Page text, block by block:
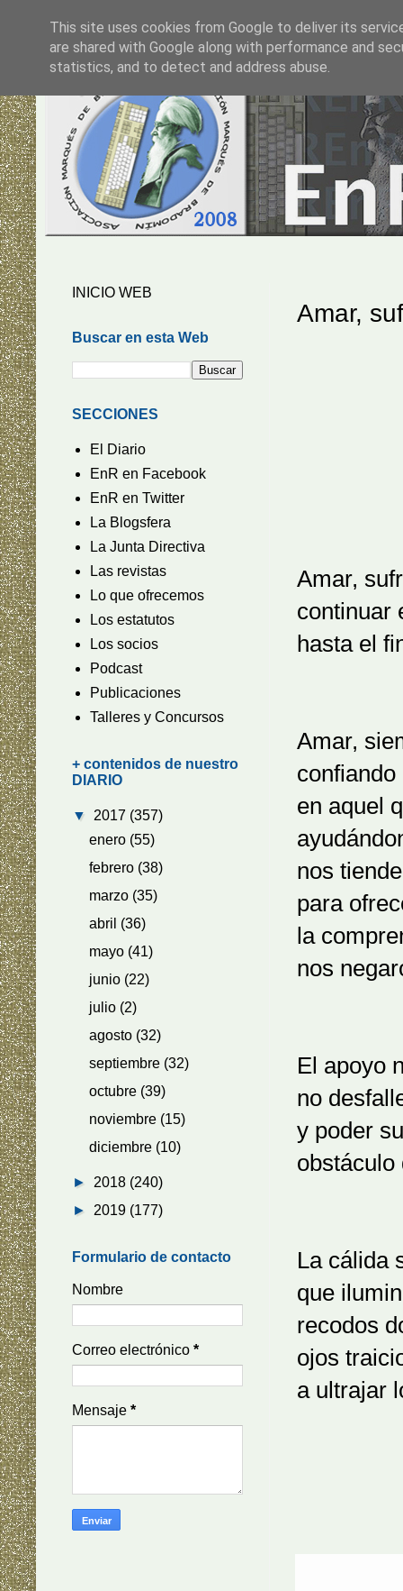
Amar,
Amar,
continuar
hasta el
Amar,
en aquel
nos
para
la
nos
El apoyo
no
y poder
obstáculo
La cálida
que
recodos
ojos
a ultrajar
INICIO WEB
Buscar en esta Web
SECCIONES
El Diario
EnR en Facebook
EnR en Twitter
La Blogsfera
La Junta Directiva
Las revistas
Lo que ofrecemos
Los estatutos
Los socios
Podcast
Publicaciones
Talleres y Concursos
+ contenidos de nuestro
DIARIO
▼ 2017 (357)
enero (55)
febrero (38)
marzo (35)
abril (36)
mayo (41)
junio (22)
julio (2)
agosto (32)
septiembre (32)
octubre (39)
noviembre (15)
diciembre (10)
► 2018 (240)
► 2019 (177)
Formulario de contacto
Nombre
Correo electrónico *
Mensaje *
This site uses cookies from Google to deliver its
are shared with Google along with performance and
statistics, and to detect and address abuse.